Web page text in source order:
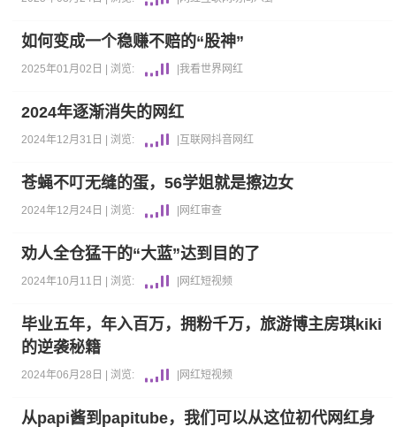
如何变成一个稳赚不赔的“股神”
2025年01月02日 | 浏览: |我看世界 网红
2024年逐渐消失的网红
2024年12月31日 | 浏览: 互联网抖音网红
苍蝇不叮无缝的蛋，56学姐就是擦边女
2024年12月24日 | 浏览: 网红审查
劝人全仓猛干的“大蓝”达到目的了
2024年10月11日 | 浏览: 网红短视频
毕业五年，年入百万，拥粉千万，旅游博主房琪kiki
的逆袭秘籍
2024年06月28日 | 浏览: 网红短视频
从papi酱到papitube，我们可以从这位初代网红身